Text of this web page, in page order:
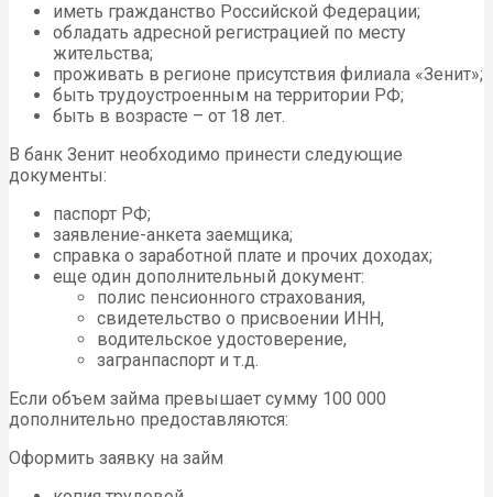
иметь гражданство Российской Федерации;
обладать адресной регистрацией по месту
жительства;
проживать в регионе присутствия филиала «Зенит»;
быть трудоустроенным на территории РФ;
быть в возрасте – от 18 лет.
В банк Зенит необходимо принести следующие
документы:
паспорт РФ;
заявление-анкета заемщика;
справка о заработной плате и прочих доходах;
еще один дополнительный документ:
полис пенсионного страхования,
свидетельство о присвоении ИНН,
водительское удостоверение,
загранпаспорт и т.д.
Если объем займа превышает сумму 100 000
дополнительно предоставляются:
Оформить заявку на займ